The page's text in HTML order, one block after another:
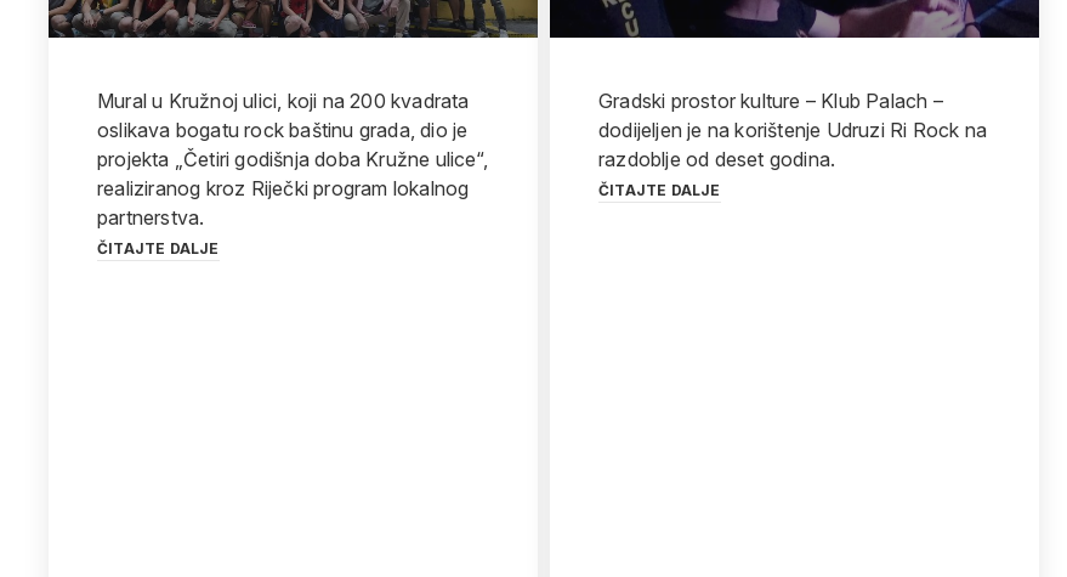
Mural u Kružnoj ulici, koji na 200 kvadrata
oslikava bogatu rock baštinu grada, dio je
projekta „Četiri godišnja doba Kružne ulice“,
realiziranog kroz Riječki program lokalnog
partnerstva.
ČITAJTE DALJE
Gradski prostor kulture – Klub Palach –
dodijeljen je na korištenje Udruzi Ri Rock na
razdoblje od deset godina.
ČITAJTE DALJE